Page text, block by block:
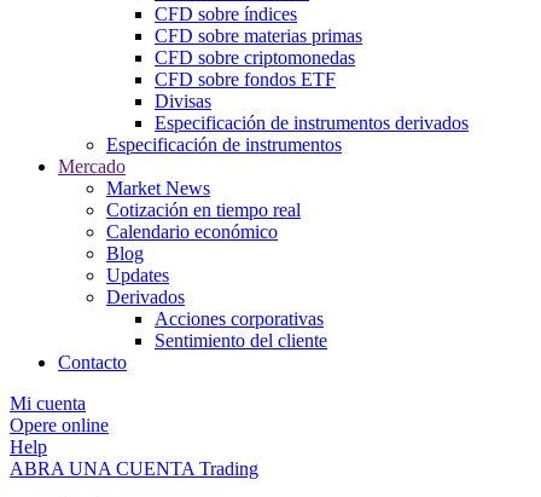
CFD sobre índices
CFD sobre materias primas
CFD sobre criptomonedas
CFD sobre fondos ETF
Divisas
Especificación de instrumentos derivados
Especificación de instrumentos
Mercado
Market News
Cotización en tiempo real
Calendario económico
Blog
Updates
Derivados
Acciones corporativas
Sentimiento del cliente
Contacto
Mi cuenta
Opere online
Help
ABRA UNA CUENTA Trading